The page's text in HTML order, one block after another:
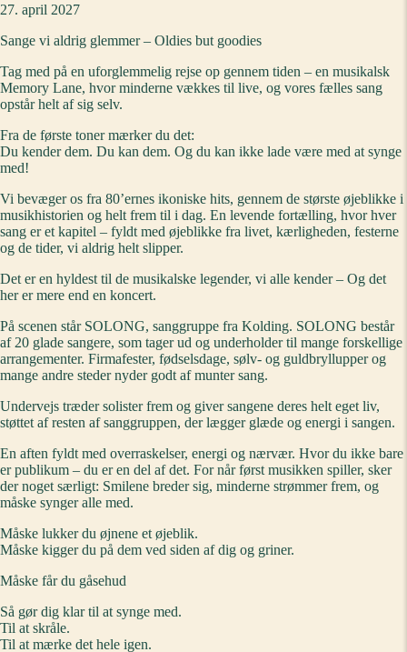
27. april 2027
Sange vi aldrig glemmer – Oldies but goodies
Tag med på en uforglemmelig rejse op gennem tiden – en musikalsk
Memory Lane, hvor minderne vækkes til live, og vores fælles sang
opstår helt af sig selv.
Fra de første toner mærker du det:
Du kender dem. Du kan dem. Og du kan ikke lade være med at synge
med!
Vi bevæger os fra 80’ernes ikoniske hits, gennem de største øjeblikke i
musikhistorien og helt frem til i dag. En levende fortælling, hvor hver
sang er et kapitel – fyldt med øjeblikke fra livet, kærligheden, festerne
og de tider, vi aldrig helt slipper.
Det er en hyldest til de musikalske legender, vi alle kender – Og det
her er mere end en koncert.
På scenen står SOLONG, sanggruppe fra Kolding. SOLONG består
af 20 glade sangere, som tager ud og underholder til mange forskellige
arrangementer. Firmafester, fødselsdage, sølv- og guldbryllupper og
mange andre steder nyder godt af munter sang.
Undervejs træder solister frem og giver sangene deres helt eget liv,
støttet af resten af sanggruppen, der lægger glæde og energi i sangen.
En aften fyldt med overraskelser, energi og nærvær. Hvor du ikke bare
er publikum – du er en del af det. For når først musikken spiller, sker
der noget særligt: Smilene breder sig, minderne strømmer frem, og
måske synger alle med.
Måske lukker du øjnene et øjeblik.
Måske kigger du på dem ved siden af dig og griner.
Måske får du gåsehud
Så gør dig klar til at synge med.
Til at skråle.
Til at mærke det hele igen.